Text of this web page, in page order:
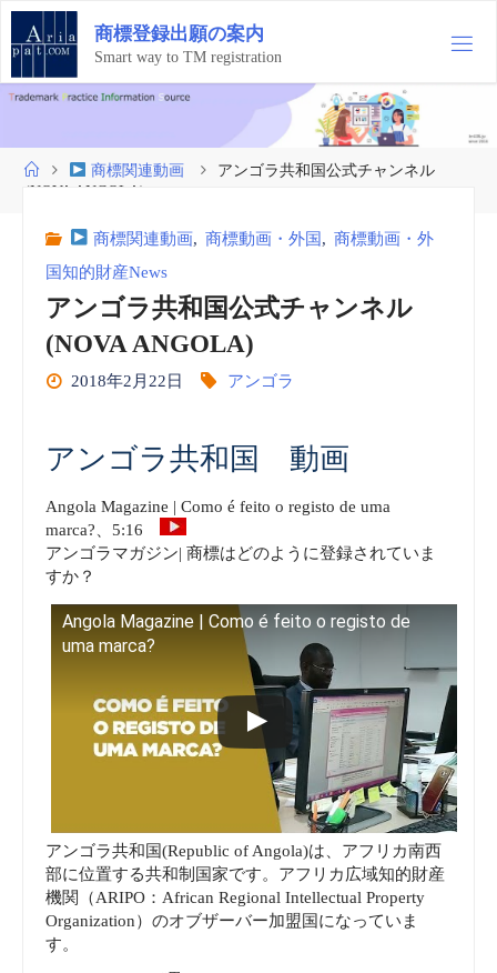
コ
テ
ン
ツ
ス
商標登録出願の案内
Smart way to TM registration
ホ
ー
商標関連動画
アンゴラ共和国公式チャンネル
(NOVA ANGOLA)
商標関連動画, 商標動画・外国, 商標動画・外
国知的財産News
アンゴラ共和国公式チャンネル
(NOVA ANGOLA)
2018年2月22日 アンゴラ
アンゴラ共和国 動画
Angola Magazine | Como é feito o registo de uma
marca?、5:16
アンゴラマガジン| 商標はどのように登録されていま
すか？
Angola Magazine | Como é feito o registo de
uma marca?
アンゴラ共和国(Republic of Angola)は、アフリカ南西
部に位置する共和制国家です。アフリカ広域知的財産
機関（ARIPO：African Regional Intellectual Property
Organization）のオブザーバー加盟国になっていま
す。